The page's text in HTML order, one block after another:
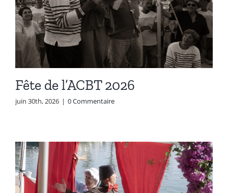
Fête de l’ACBT 2026
juin 30th, 2026 | 0 Commentaire